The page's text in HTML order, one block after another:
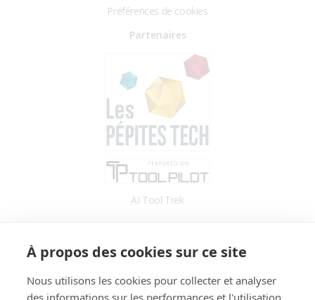
À propos des cookies sur ce site
Nous utilisons les cookies pour collecter et analyser
des informations sur les performances et l'utilisation
Préférences de cookies
Partenaires
AI Tool Trek
Application